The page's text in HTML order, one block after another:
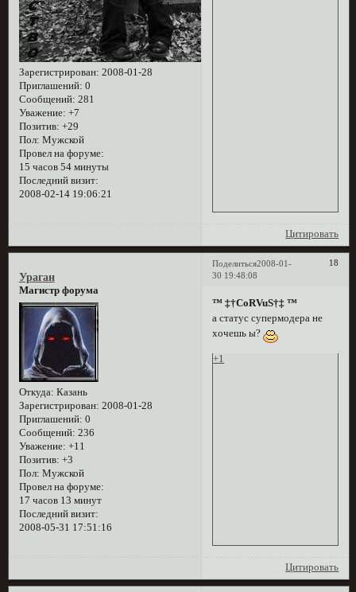
Зарегистрирован: 2008-01-28
Приглашений: 0
Сообщений: 281
Уважение: +7
Позитив: +29
Пол: Мужской
Провел на форуме:
15 часов 54 минуты
Последний визит:
2008-02-14 19:06:21
Цитировать
Поделиться 18
2008-01-
30 19:48:08
Ураган
Магистр форума
Откуда: Казань
Зарегистрирован: 2008-01-28
Приглашений: 0
Сообщений: 236
Уважение: +11
Позитив: +3
Пол: Мужской
Провел на форуме:
17 часов 13 минут
Последний визит:
2008-05-31 17:51:16
™ ‡†CoRVuS†‡ ™
а статус супермодера не
хочешь ы?
+1
Цитировать